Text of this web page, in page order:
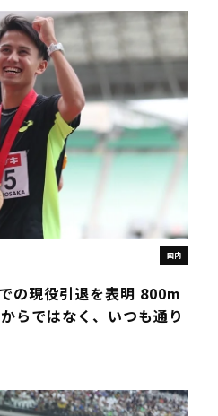
国内
の現役引退を表明 800m
らではなく、いつも通り